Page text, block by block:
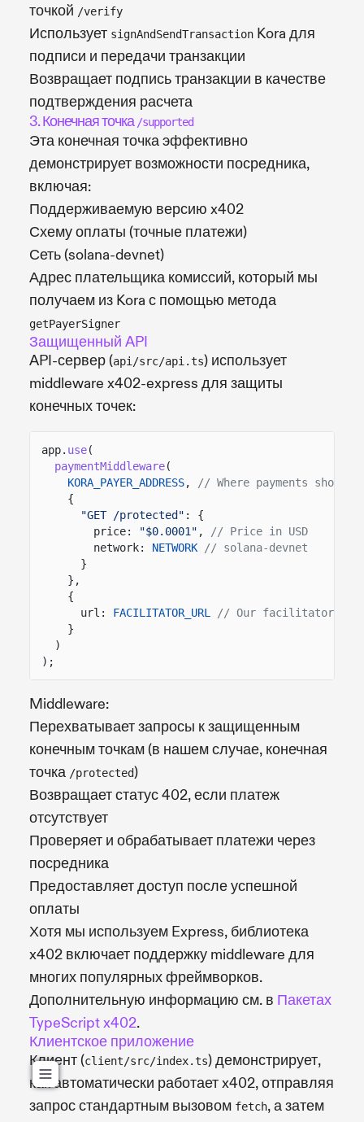
точкой /verify
Использует signAndSendTransaction Kora для
подписи и передачи транзакции
Возвращает подпись транзакции в качестве
подтверждения расчета
3. Конечная точка /supported
Эта конечная точка эффективно
демонстрирует возможности посредника,
включая:
Поддерживаемую версию x402
Схему оплаты (точные платежи)
Сеть (solana-devnet)
Адрес плательщика комиссий, который мы
получаем из Kora с помощью метода
getPayerSigner
Защищенный API
API-сервер (api/src/api.ts) использует
middleware x402-express для защиты
конечных точек:
app. use(
paymentMiddleware(
KORA_PAYER_ADDRESS,
// Where payments should
{
"GET /protected" : {
price:
"$0.0001" ,
// Price in USD
network:
NETWORK
// solana-devnet
}
},
{
url:
FACILITATOR_URL
// Our facilitator
}
)
);
Middleware:
Перехватывает запросы к защищенным
конечным точкам (в нашем случае, конечная
точка /protected)
Возвращает статус 402, если платеж
отсутствует
Проверяет и обрабатывает платежи через
посредника
Предоставляет доступ после успешной
оплаты
Хотя мы используем Express, библиотека
x402 включает поддержку middleware для
многих популярных фреймворков.
Дополнительную информацию см. в Пакетах
TypeScript x402.
Клиентское приложение
Клиент (client/src/index.ts) демонстрирует,
как автоматически работает x402, отправляя
запрос стандартным вызовом fetch, а затем